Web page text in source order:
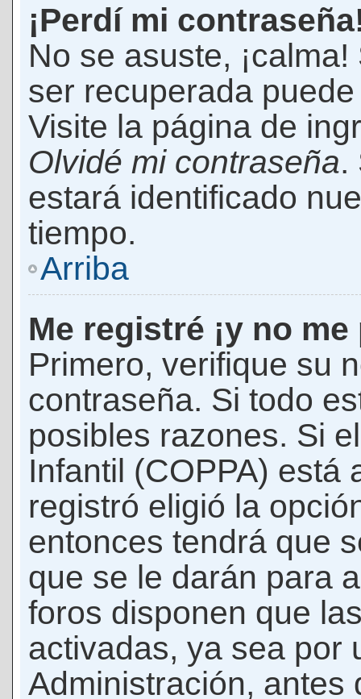
¡Perdí mi
No se asuste,
ser recuperada
Visite la página de
Olvidé mi contraseña.
estará identificado
tiempo.
Arriba
Me registré ¡y no
Primero, verifique su
contraseña. Si todo
posibles razones. Si
Infantil (COPPA) está
registró eligió la
entonces tendrá que
que se le darán para
foros disponen que
activadas, ya sea por
Administración, antes